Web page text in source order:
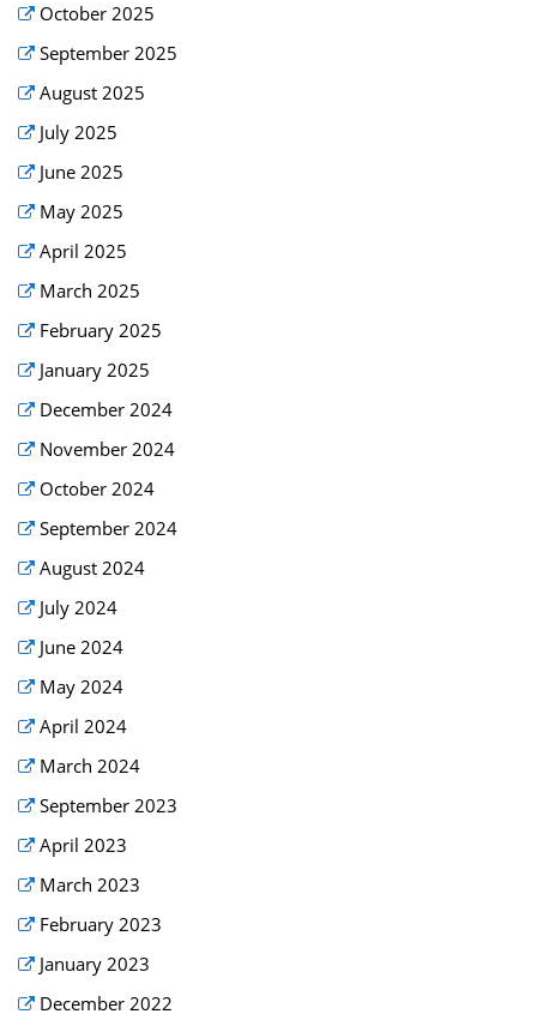
October 2025
September 2025
August 2025
July 2025
June 2025
May 2025
April 2025
March 2025
February 2025
January 2025
December 2024
November 2024
October 2024
September 2024
August 2024
July 2024
June 2024
May 2024
April 2024
March 2024
September 2023
April 2023
March 2023
February 2023
January 2023
December 2022